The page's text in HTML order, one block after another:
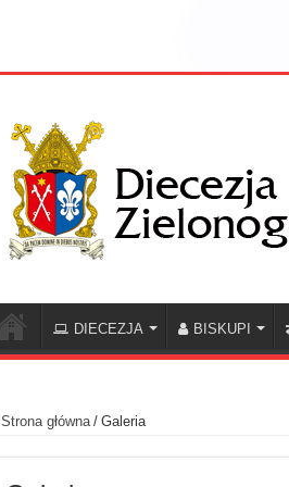
DIECEZJA BISKUPI
Strona główna / Galeria